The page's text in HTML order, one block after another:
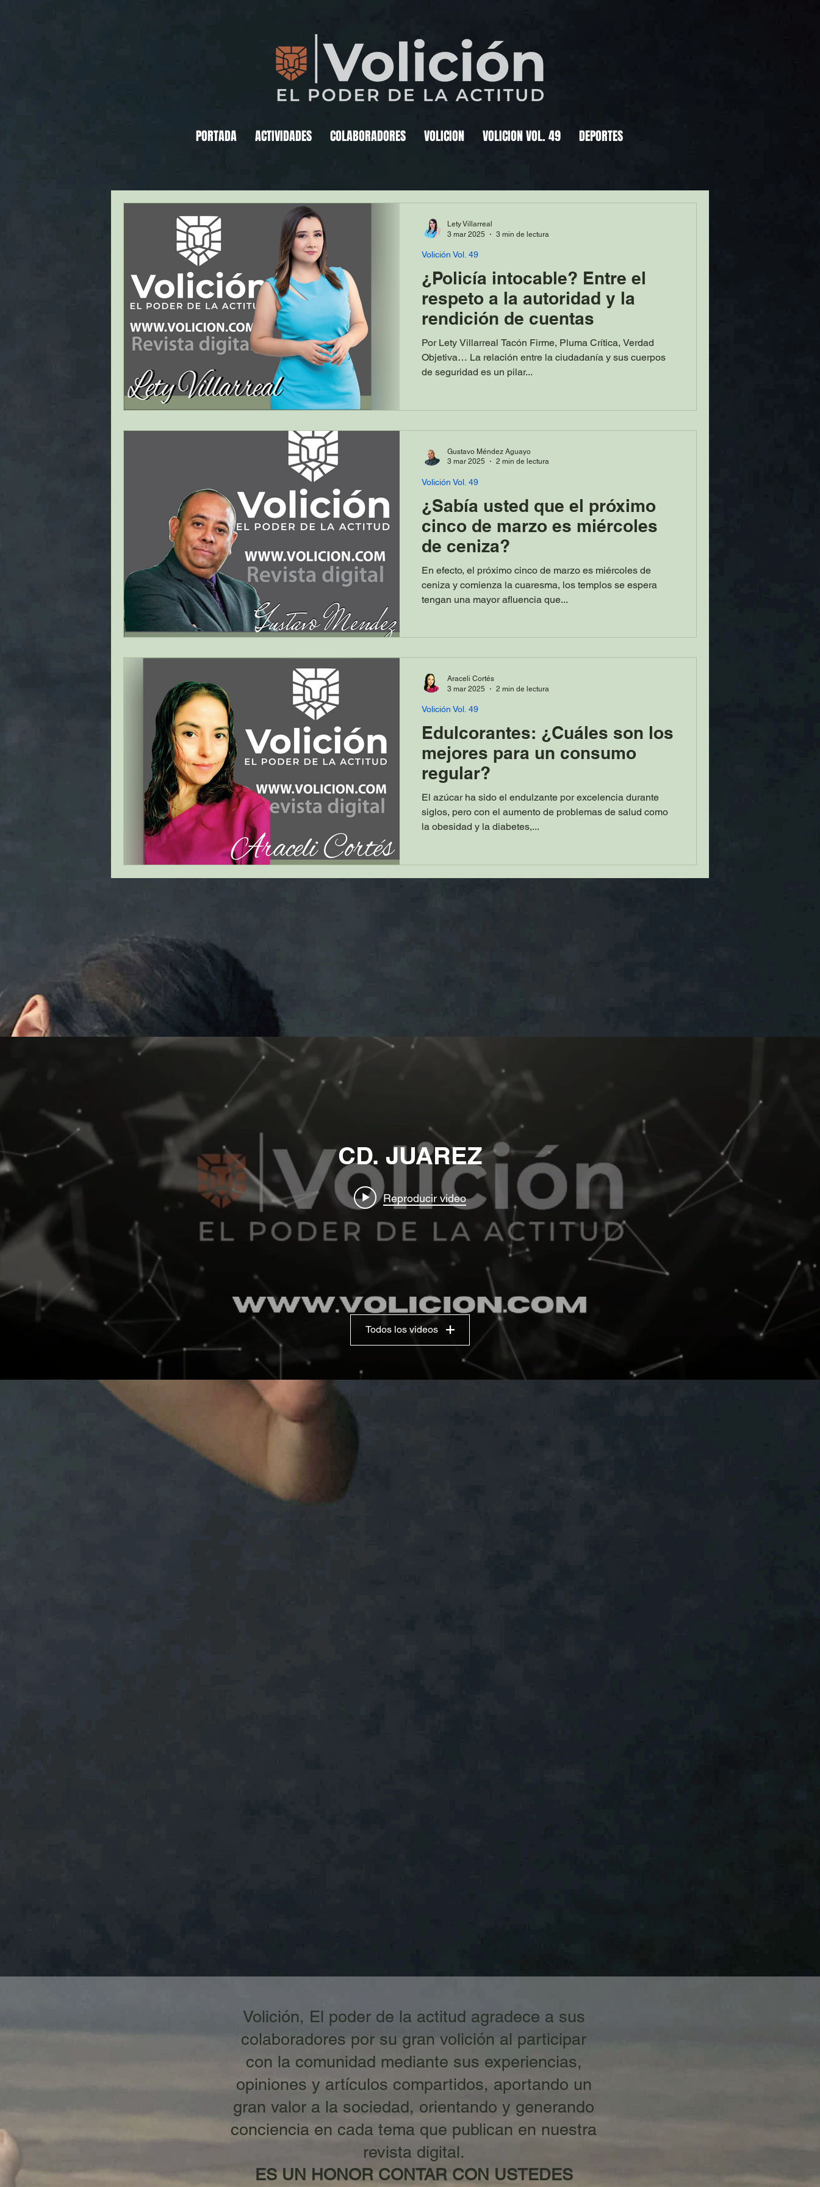
PORTADA ACTIVIDADES COLABORADORES VOLICION VOLICION VOL. 49 DEPORTES
¿Policía intocable? Entre el
respeto a la autoridad y la
rendición de cuentas
Por Lety Villarreal Tacón Firme, Pluma Crítica, Verdad
Objetiva… La relación entre la ciudadanía y sus cuerpos
de seguridad es un pilar...
Volición Vol. 49
Lety Villarreal
3 mar 2025
3 min de lectura
¿Sabía usted que el próximo
cinco de marzo es miércoles
de ceniza?
En efecto, el próximo cinco de marzo es miércoles de
ceniza y comienza la cuaresma, los templos se espera
tengan una mayor afluencia que...
Volición Vol. 49
Gustavo Méndez Aguayo
3 mar 2025
2 min de lectura
Edulcorantes: ¿Cuáles son los
mejores para un consumo
regular?
El azúcar ha sido el endulzante por excelencia durante
siglos, pero con el aumento de problemas de salud como
la obesidad y la diabetes,...
Volición Vol. 49
Araceli Cortés
3 mar 2025
2 min de lectura
CD. JUAREZ
Reproducir video
Todos los videos
Volición, El poder de la actitud agradece a sus
colaboradores por su gran volición al participar
con la comunidad mediante sus experiencias,
opiniones y artículos compartidos, aportando un
gran valor a la sociedad, orientando y generando
conciencia en cada tema que publican en nuestra
revista digital.
ES UN HONOR CONTAR CON USTEDES